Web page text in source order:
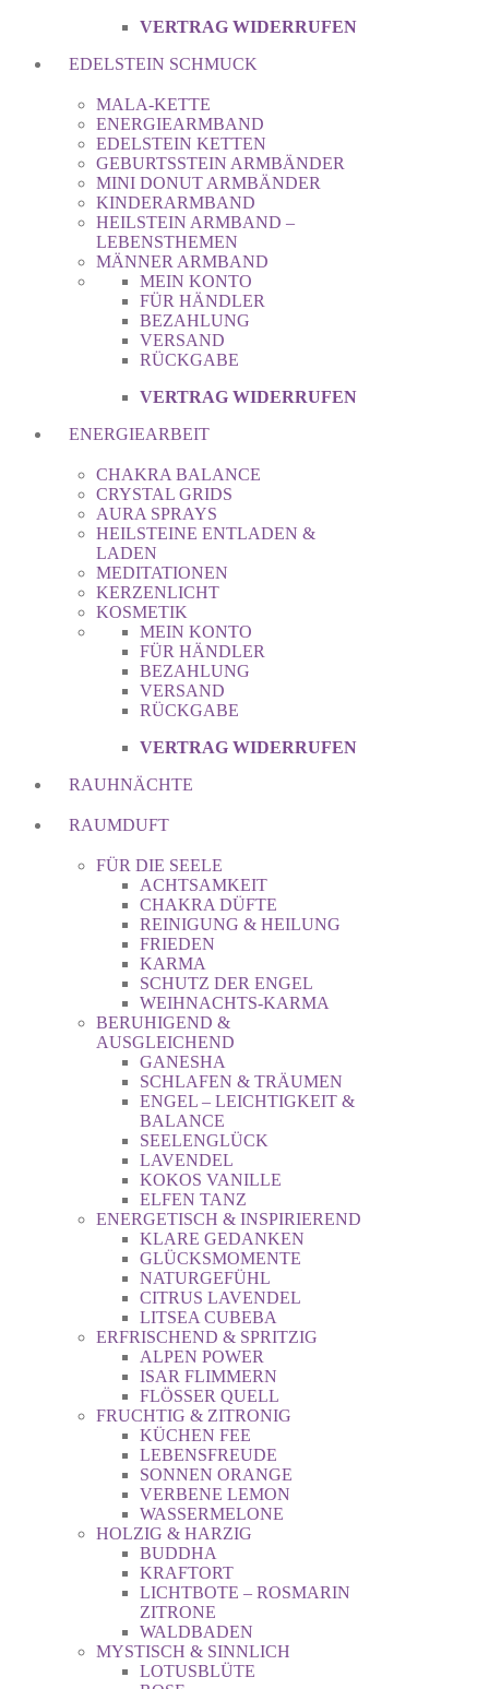
VERTRAG WIDERRUFEN
EDELSTEIN SCHMUCK
MALA-KETTE
ENERGIEARMBAND
EDELSTEIN KETTEN
GEBURTSSTEIN ARMBÄNDER
MINI DONUT ARMBÄNDER
KINDERARMBAND
HEILSTEIN ARMBAND –
LEBENSTHEMEN
MÄNNER ARMBAND
MEIN KONTO
FÜR HÄNDLER
BEZAHLUNG
VERSAND
RÜCKGABE
VERTRAG WIDERRUFEN
ENERGIEARBEIT
CHAKRA BALANCE
CRYSTAL GRIDS
AURA SPRAYS
HEILSTEINE ENTLADEN &
LADEN
MEDITATIONEN
KERZENLICHT
KOSMETIK
MEIN KONTO
FÜR HÄNDLER
BEZAHLUNG
VERSAND
RÜCKGABE
VERTRAG WIDERRUFEN
RAUHNÄCHTE
RAUMDUFT
FÜR DIE SEELE
ACHTSAMKEIT
CHAKRA DÜFTE
REINIGUNG & HEILUNG
FRIEDEN
KARMA
SCHUTZ DER ENGEL
WEIHNACHTS-KARMA
BERUHIGEND &
AUSGLEICHEND
GANESHA
SCHLAFEN & TRÄUMEN
ENGEL – LEICHTIGKEIT &
BALANCE
SEELENGLÜCK
LAVENDEL
KOKOS VANILLE
ELFEN TANZ
ENERGETISCH & INSPIRIEREND
KLARE GEDANKEN
GLÜCKSMOMENTE
NATURGEFÜHL
CITRUS LAVENDEL
LITSEA CUBEBA
ERFRISCHEND & SPRITZIG
ALPEN POWER
ISAR FLIMMERN
FLÖSSER QUELL
FRUCHTIG & ZITRONIG
KÜCHEN FEE
LEBENSFREUDE
SONNEN ORANGE
VERBENE LEMON
WASSERMELONE
HOLZIG & HARZIG
BUDDHA
KRAFTORT
LICHTBOTE – ROSMARIN
ZITRONE
WALDBADEN
MYSTISCH & SINNLICH
LOTUSBLÜTE